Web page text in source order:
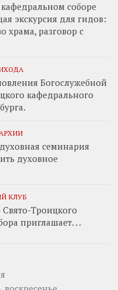
соборе
экскурсия для гидов:
храма, разговор с
Богослужебной
кафедрального
семинария
духовное
КЛУБ
Троицкого
приглашает. . .